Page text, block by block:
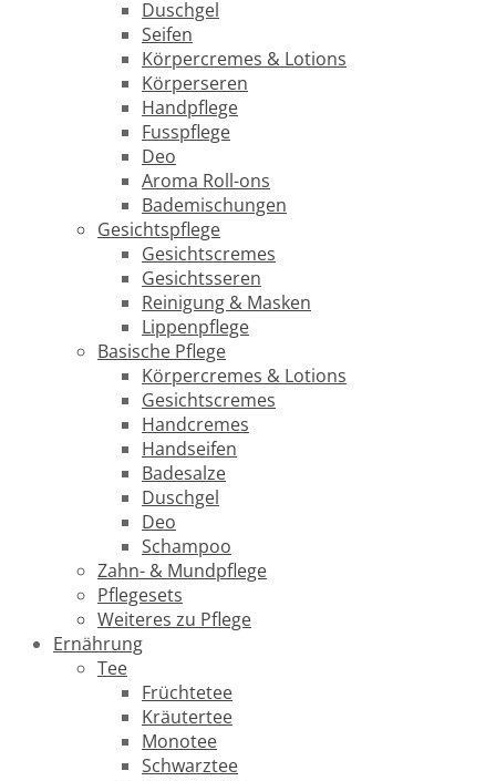
Duschgel
Seifen
Körpercremes & Lotions
Körperseren
Handpflege
Fusspflege
Deo
Aroma Roll-ons
Bademischungen
Gesichtspflege
Gesichtscremes
Gesichtsseren
Reinigung & Masken
Lippenpflege
Basische Pflege
Körpercremes & Lotions
Gesichtscremes
Handcremes
Handseifen
Badesalze
Duschgel
Deo
Schampoo
Zahn- & Mundpflege
Pflegesets
Weiteres zu Pflege
Ernährung
Tee
Früchtetee
Kräutertee
Monotee
Schwarztee